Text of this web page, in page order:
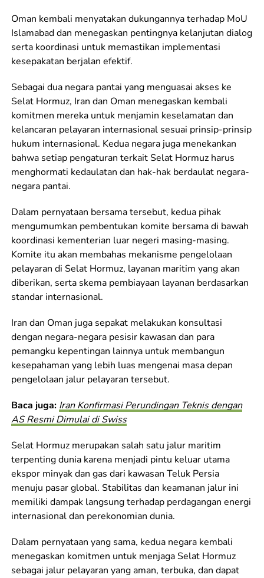
Oman kembali menyatakan dukungannya terhadap MoU
Islamabad dan menegaskan pentingnya kelanjutan dialog
serta koordinasi untuk memastikan implementasi
kesepakatan berjalan efektif.
Sebagai dua negara pantai yang menguasai akses ke
Selat Hormuz, Iran dan Oman menegaskan kembali
komitmen mereka untuk menjamin keselamatan dan
kelancaran pelayaran internasional sesuai prinsip-prinsip
hukum internasional. Kedua negara juga menekankan
bahwa setiap pengaturan terkait Selat Hormuz harus
menghormati kedaulatan dan hak-hak berdaulat negara-
negara pantai.
Dalam pernyataan bersama tersebut, kedua pihak
mengumumkan pembentukan komite bersama di bawah
koordinasi kementerian luar negeri masing-masing.
Komite itu akan membahas mekanisme pengelolaan
pelayaran di Selat Hormuz, layanan maritim yang akan
diberikan, serta skema pembiayaan layanan berdasarkan
standar internasional.
Iran dan Oman juga sepakat melakukan konsultasi
dengan negara-negara pesisir kawasan dan para
pemangku kepentingan lainnya untuk membangun
kesepahaman yang lebih luas mengenai masa depan
pengelolaan jalur pelayaran tersebut.
Baca juga: Iran Konfirmasi Perundingan Teknis dengan
AS Resmi Dimulai di Swiss
Selat Hormuz merupakan salah satu jalur maritim
terpenting dunia karena menjadi pintu keluar utama
ekspor minyak dan gas dari kawasan Teluk Persia
menuju pasar global. Stabilitas dan keamanan jalur ini
memiliki dampak langsung terhadap perdagangan energi
internasional dan perekonomian dunia.
Dalam pernyataan yang sama, kedua negara kembali
menegaskan komitmen untuk menjaga Selat Hormuz
sebagai jalur pelayaran yang aman, terbuka, dan dapat